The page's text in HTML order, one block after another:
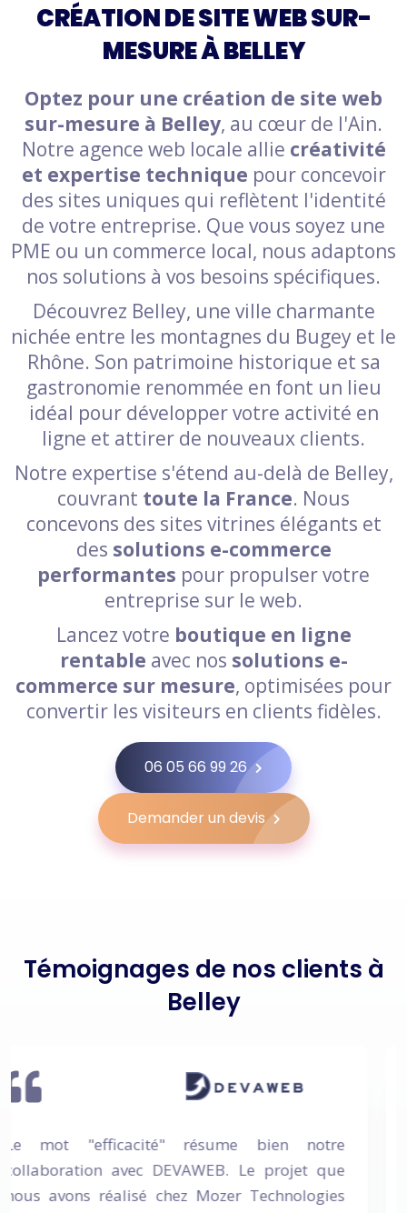
CRÉATION DE SITE WEB SUR-
MESURE À BELLEY
Optez pour une création de site web
sur-mesure à Belley, au cœur de l'Ain.
Notre agence web locale allie créativité
et expertise technique pour concevoir
des sites uniques qui reflètent l'identité
de votre entreprise. Que vous soyez une
PME ou un commerce local, nous adaptons
nos solutions à vos besoins spécifiques.
Découvrez Belley, une ville charmante
nichée entre les montagnes du Bugey et le
Rhône. Son patrimoine historique et sa
gastronomie renommée en font un lieu
idéal pour développer votre activité en
ligne et attirer de nouveaux clients.
Notre expertise s'étend au-delà de Belley,
couvrant toute la France. Nous
concevons des sites vitrines élégants et
des solutions e-commerce
performantes pour propulser votre
entreprise sur le web.
Lancez votre boutique en ligne
rentable avec nos solutions e-
commerce sur mesure, optimisées pour
convertir les visiteurs en clients fidèles.
06 05 66 99 26
Demander un devis
Témoignages de nos clients à
Belley
Nous avons souhaité développer un portail
recherche pour relier différents
DEVAWEB a su concrétiser notre vision